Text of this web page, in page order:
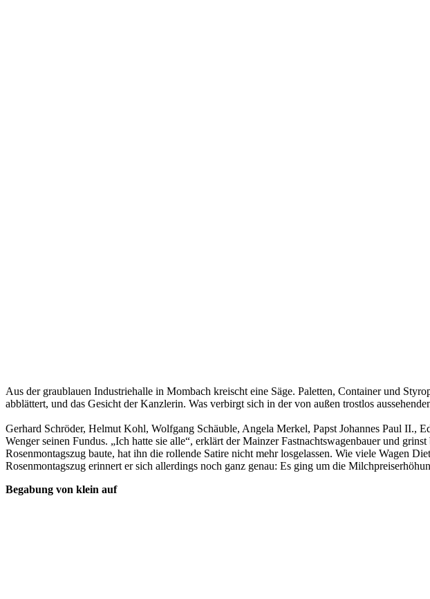
Aus der graublauen Industriehalle in Mombach kreischt eine Säge. Paletten, Container und
abblättert, und das Gesicht der Kanzlerin. Was verbirgt sich in der von außen trostlos
Gerhard Schröder, Helmut Kohl, Wolfgang Schäuble, Angela Merkel, Papst Johannes Paul II.,
Wenger seinen Fundus. „Ich hatte sie alle“, erklärt der Mainzer Fastnachtswagenbauer und
Rosenmontagszug baute, hat ihn die rollende Satire nicht mehr losgelassen. Wie viele Wagen
Rosenmontagszug erinnert er sich allerdings noch ganz genau: Es ging um die
Begabung von klein auf